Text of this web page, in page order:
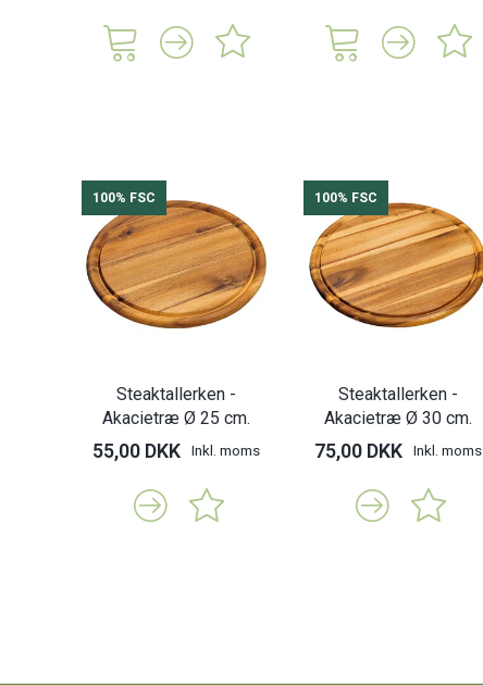
100% FSC
Steaktallerken -
Akacietræ Ø 25 cm.
55,00 DKK Inkl. moms
100% FSC
Steaktallerken -
Akacietræ Ø 30 cm.
75,00 DKK Inkl. moms